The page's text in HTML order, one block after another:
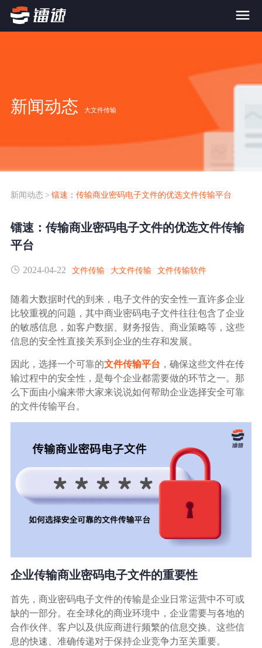
FTP替代升级
SDK传输应用集成
镭速FTP加速
跨国数据传输
内外网文件交换
数据协作
数据分发
行业应用解决方案
政府机构
广告媒体
金融行业
基因行业
汽车行业
案例
新闻动态
生态合作
关于镭速
帮助中心
新闻动态 大文件传输
新闻动态 > 镭速：传输商业密码电子文件的优选文件传输平台
镭速：传输商业密码电子文件的优选文件传输
平台
2024-04-22 文件传输 大文件传输 文件传输软件
随着大数据时代的到来，电子文件的安全性一直许多企业
比较重视的问题，其中商业密码电子文件往往包含了企业
的敏感信息，如客户数据、财务报告、商业策略等，这些
信息的安全性直接关系到企业的生存和发展。
因此，选择一个可靠的文件传输平台 ，确保这些文件在传
输过程中的安全性，是每个企业都需要做的环节之一。那
么下面由小编来带大家来说说如何帮助企业选择安全可靠
的文件传输平台。
企业传输商业密码电子文件的重要性
首先，商业密码电子文件的传输是企业日常运营中不可或
缺的一部分。在全球化的商业环境中，企业需要与各地的
合作伙伴、客户以及供应商进行频繁的信息交换。这些信
息的快速、准确传递对于保持企业竞争力至关重要。